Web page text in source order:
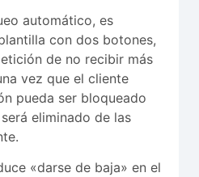
automático, es
con dos botones,
de no recibir más
vez que el cliente
pueda ser bloqueado
eliminado de las
«darse de baja» en el